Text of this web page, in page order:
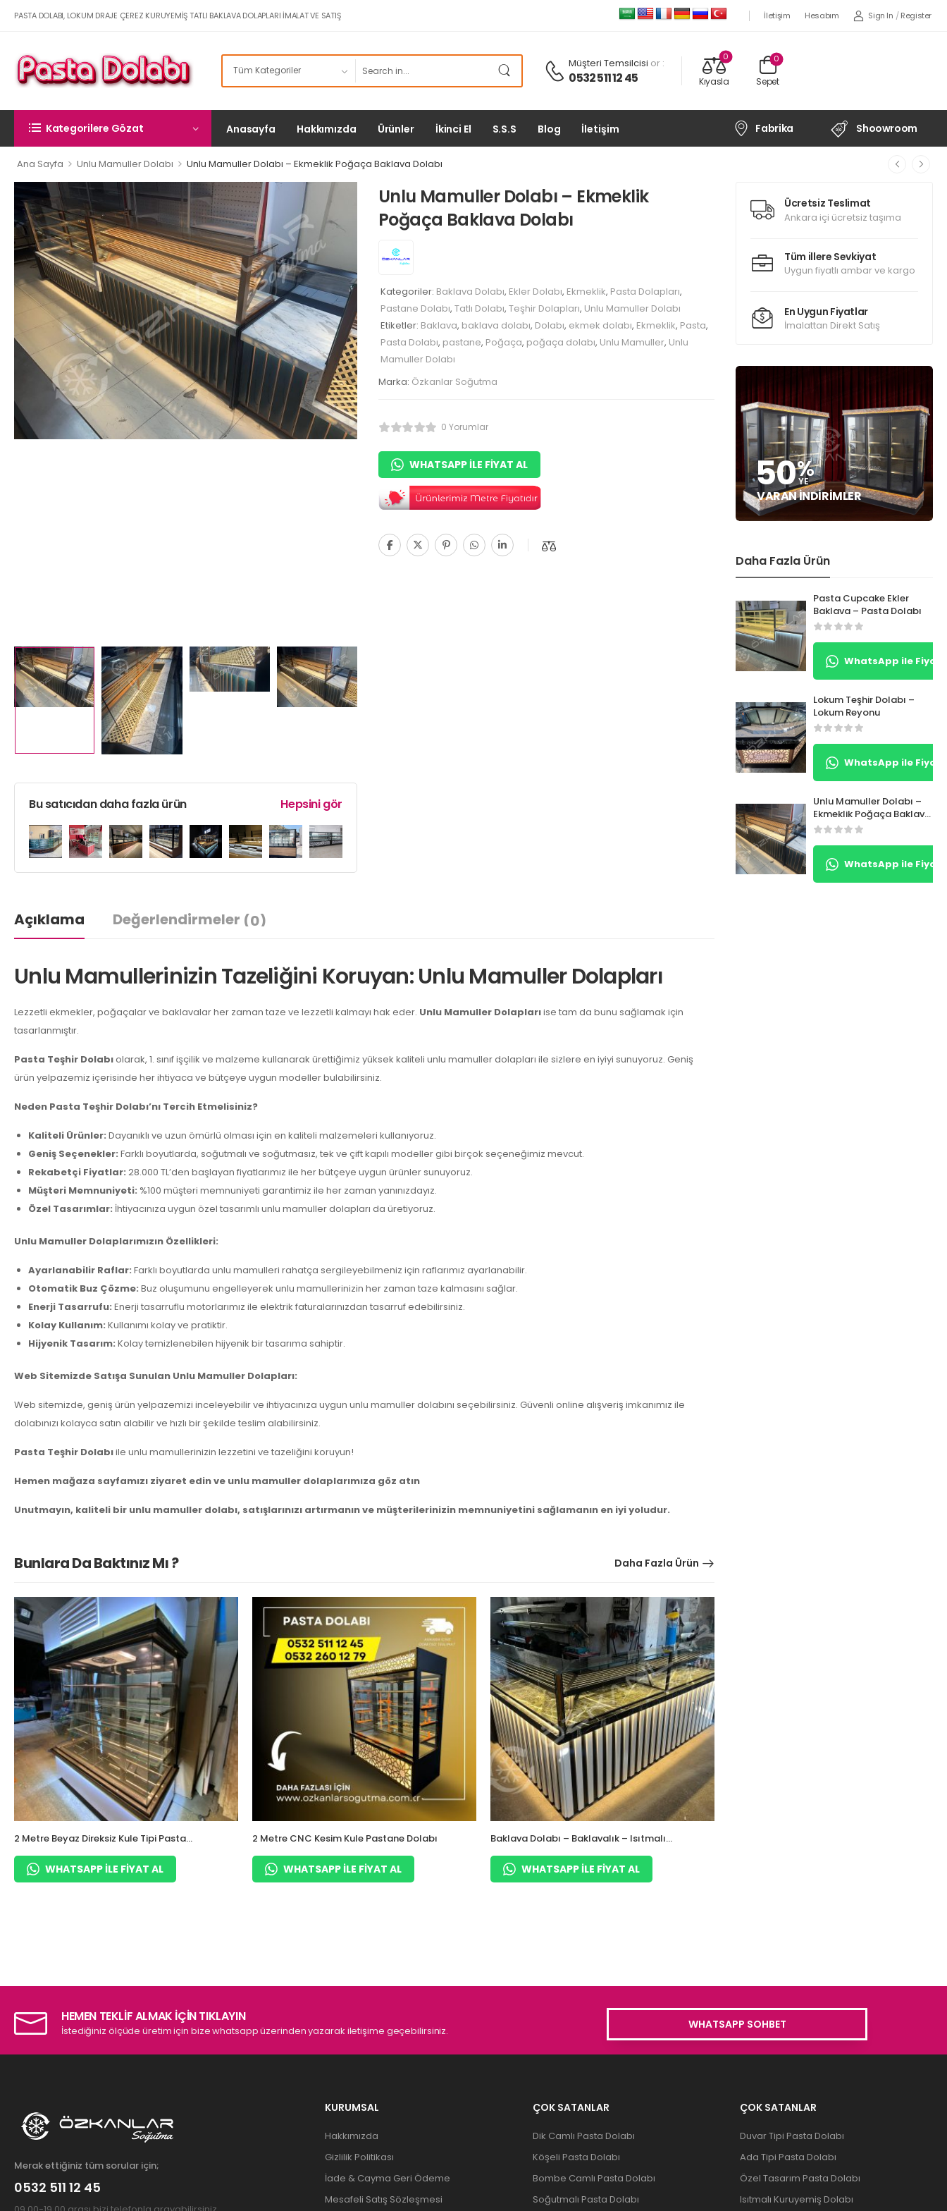
PASTA DOLABI, LOKUM DRAJE ÇEREZ KURUYEMIŞ TATLI BAKLAVA DOLAPLARI İMALAT VE SATIŞ İletişim Hesabım Sign In / Register
Müşteri Temsilcisi or :
0532 511 12 45
0
Kıyasla Sepet
0
Kategorilere Gözat Anasayfa Hakkımızda Ürünler İkinci El S.S.S Blog İletişim Fabrika Shoowroom
Ana Sayfa > Unlu Mamuller Dolabı > Unlu Mamuller Dolabı – Ekmeklik Poğaça Baklava Dolabı
Ücretsiz Teslimat
Ankara içi ücretsiz taşıma
Tüm illere Sevkiyat
Uygun fiyatlı ambar ve kargo
En Uygun Fiyatlar
İmalattan Direkt Satış
50%
YE
VARAN İNDIRIMLER
Daha Fazla Ürün
Pasta Cupcake Ekler
Baklava – Pasta Dolabı
WhatsApp ile Fiyat
Lokum Teşhir Dolabı –
Lokum Reyonu
WhatsApp ile Fiyat
Unlu Mamuller Dolabı –
Ekmeklik Poğaça Baklava
Dolabı
WhatsApp ile Fiyat
Bu satıcıdan daha fazla ürün Hepsini gör
Unlu Mamuller Dolabı – Ekmeklik
Poğaça Baklava Dolabı
Kategoriler: Baklava Dolabı, Ekler Dolabı, Ekmeklik, Pasta Dolapları,
Pastane Dolabı, Tatlı Dolabı, Teşhir Dolapları, Unlu Mamuller Dolabı
Etiketler: Baklava, baklava dolabı, Dolabı, ekmek dolabı, Ekmeklik, Pasta,
Pasta Dolabı, pastane, Poğaça, poğaça dolabı, Unlu Mamuller, Unlu
Mamuller Dolabı
Marka: Özkanlar Soğutma
0 Yorumlar
WHATSAPP ILE FIYAT AL
Açıklama Değerlendirmeler (0)
Unlu Mamullerinizin Tazeliğini Koruyan: Unlu Mamuller Dolapları
Lezzetli ekmekler, poğaçalar ve baklavalar her zaman taze ve lezzetli kalmayı hak eder. Unlu Mamuller Dolaplarıise tam da bunu sağlamak için
tasarlanmıştır.
Pasta Teşhir Dolabıolarak, 1. sınıf işçilik ve malzeme kullanarak ürettiğimiz yüksek kaliteli unlu mamuller dolapları ile sizlere en iyiyi sunuyoruz. Geniş
ürün yelpazemiz içerisinde her ihtiyaca ve bütçeye uygun modeller bulabilirsiniz.
Neden Pasta Teşhir Dolabı’nı Tercih Etmelisiniz?
Kaliteli Ürünler: Dayanıklı ve uzun ömürlü olması için en kaliteli malzemeleri kullanıyoruz.
Geniş Seçenekler: Farklı boyutlarda, soğutmalı ve soğutmasız, tek ve çift kapılı modeller gibi birçok seçeneğimiz mevcut.
Rekabetçi Fiyatlar: 28.000 TL’den başlayan fiyatlarımız ile her bütçeye uygun ürünler sunuyoruz.
Müşteri Memnuniyeti: %100 müşteri memnuniyeti garantimiz ile her zaman yanınızdayız.
Özel Tasarımlar: İhtiyacınıza uygun özel tasarımlı unlu mamuller dolapları da üretiyoruz.
Unlu Mamuller Dolaplarımızın Özellikleri:
Ayarlanabilir Raflar: Farklı boyutlarda unlu mamulleri rahatça sergileyebilmeniz için raflarımız ayarlanabilir.
Otomatik Buz Çözme: Buz oluşumunu engelleyerek unlu mamullerinizin her zaman taze kalmasını sağlar.
Enerji Tasarrufu: Enerji tasarruflu motorlarımız ile elektrik faturalarınızdan tasarruf edebilirsiniz.
Kolay Kullanım: Kullanımı kolay ve pratiktir.
Hijyenik Tasarım: Kolay temizlenebilen hijyenik bir tasarıma sahiptir.
Web Sitemizde Satışa Sunulan Unlu Mamuller Dolapları:
Web sitemizde, geniş ürün yelpazemizi inceleyebilir ve ihtiyacınıza uygun unlu mamuller dolabını seçebilirsiniz. Güvenli online alışveriş imkanımız ile
dolabınızı kolayca satın alabilir ve hızlı bir şekilde teslim alabilirsiniz.
Pasta Teşhir Dolabıile unlu mamullerinizin lezzetini ve tazeliğini koruyun!
Hemen mağaza sayfamızı ziyaret edin ve unlu mamuller dolaplarımıza göz atın
Unutmayın, kaliteli bir unlu mamuller dolabı, satışlarınızı artırmanın ve müşterilerinizin memnuniyetini sağlamanın en iyi yoludur.
Bunlara Da Baktınız Mı ? Daha Fazla Ürün
2 Metre Beyaz Direksiz Kule Tipi Pasta
WHATSAPP ILE FIYAT AL
2 Metre CNC Kesim Kule Pastane Dolabı
WHATSAPP ILE FIYAT AL
Baklava Dolabı – Baklavalık – Isıtmalı
WHATSAPP ILE FIYAT AL
HEMEN TEKLİF ALMAK İÇİN TIKLAYIN
İstediğiniz ölçüde üretim için bize whatsapp üzerinden yazarak iletişime geçebilirsiniz. WHATSAPP SOHBET
Merak ettiğiniz tüm sorular için;
0532 511 12 45
KURUMSAL
Hakkımızda
Gizlilik Politikası
İade & Cayma Geri Ödeme
Mesafeli Satış Sözleşmesi
ÇOK SATANLAR
Dik Camlı Pasta Dolabı
Köşeli Pasta Dolabı
Bombe Camlı Pasta Dolabı
Soğutmalı Pasta Dolabı
ÇOK SATANLAR
Duvar Tipi Pasta Dolabı
Ada Tipi Pasta Dolabı
Özel Tasarım Pasta Dolabı
Isıtmalı Kuruyemiş Dolabı